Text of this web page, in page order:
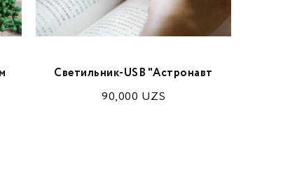
Светильник-USB "Астронавт
90,000 UZS